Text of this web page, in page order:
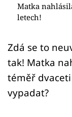
Přihlášení
Sledujte nás
Matka
letech!
Zdá se to
tak! Matka
téměř
vypadat?